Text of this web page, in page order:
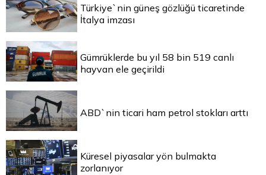
Türkiye`nin güneş gözlüğü ticaretinde
İtalya imzası
Gümrüklerde bu yıl 58 bin 519 canlı
hayvan ele geçirildi
ABD`nin ticari ham petrol stokları arttı
Küresel piyasalar yön bulmakta
zorlanıyor